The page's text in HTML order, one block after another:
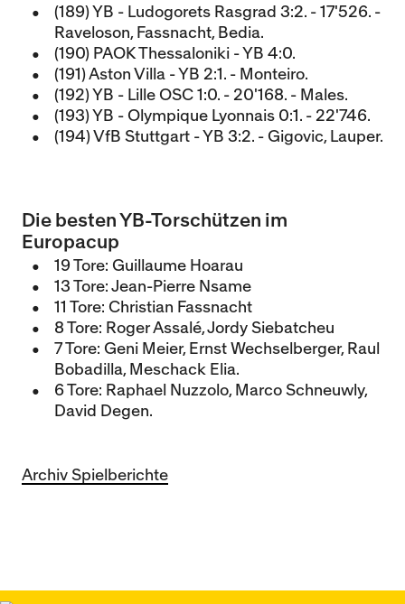
(189) YB - Ludogorets Rasgrad 3:2. - 17'526. -
Raveloson, Fassnacht, Bedia.
(190) PAOK Thessaloniki - YB 4:0.
(191) Aston Villa - YB 2:1. - Monteiro.
(192) YB - Lille OSC 1:0. - 20'168. - Males.
(193) YB - Olympique Lyonnais 0:1. - 22'746.
(194) VfB Stuttgart - YB 3:2. - Gigovic, Lauper.
Die besten YB-Torschützen im
Europacup
19 Tore: Guillaume Hoarau
13 Tore: Jean-Pierre Nsame
11 Tore: Christian Fassnacht
8 Tore: Roger Assalé, Jordy Siebatcheu
7 Tore: Geni Meier, Ernst Wechselberger, Raul
Bobadilla, Meschack Elia.
6 Tore: Raphael Nuzzolo, Marco Schneuwly,
David Degen.
Archiv Spielberichte